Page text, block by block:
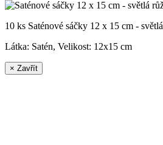
10 ks Saténové sáčky 12 x 15 cm -
Látka: Satén, Velikost: 12x15 cm
× Zavřít